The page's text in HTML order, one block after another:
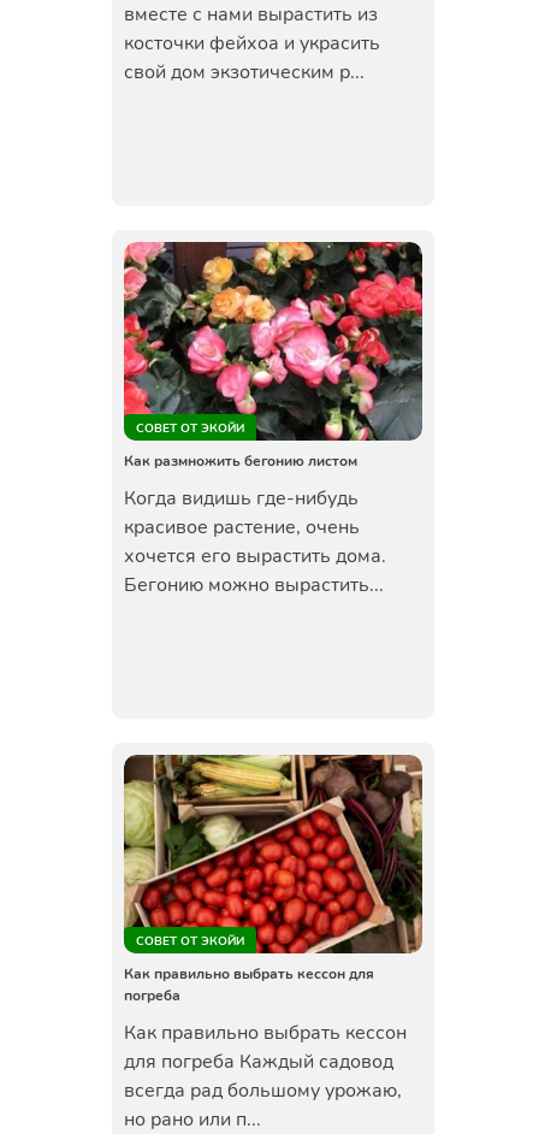
вместе с нами вырастить из
косточки фейхоа и украсить
свой дом экзотическим р...
СОВЕТ ОТ ЭКОЙИ
Как размножить бегонию листом
Когда видишь где-нибудь
красивое растение, очень
хочется его вырастить дома.
Бегонию можно вырастить...
СОВЕТ ОТ ЭКОЙИ
Как правильно выбрать кессон для
погреба
Как правильно выбрать кессон
для погреба Каждый садовод
всегда рад большому урожаю,
но рано или п...